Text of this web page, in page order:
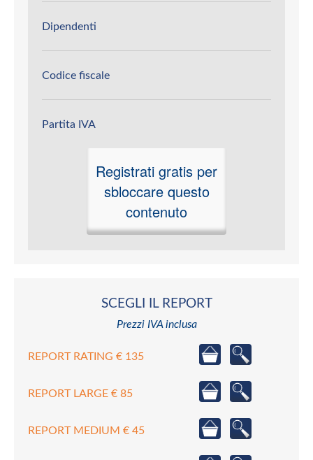
Dipendenti
Codice fiscale
Partita IVA
Registrati gratis per
sbloccare questo
contenuto
SCEGLI IL REPORT
Prezzi IVA inclusa
REPORT RATING € 135
REPORT LARGE € 85
REPORT MEDIUM € 45